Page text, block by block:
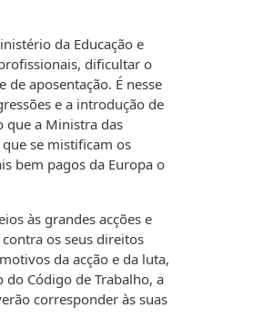
da Educação e
dificultar o
de aposentação. É nesse
e a introdução de
que a Ministra das
se mistificam os
bem pagos da Europa o
às grandes acções e
os seus direitos
da acção e da luta,
Código de Trabalho, a
corresponder às suas